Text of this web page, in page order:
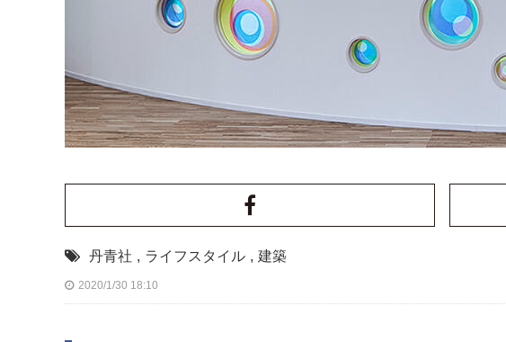
丹青社 , ライフスタイル , 建築
2020/1/30 18:10